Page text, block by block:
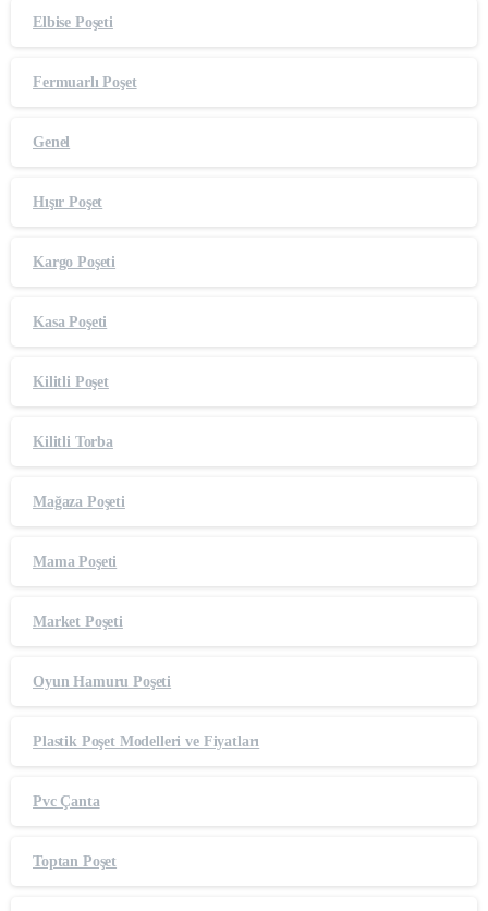
Elbise Poşeti
Fermuarlı Poşet
Genel
Hışır Poşet
Kargo Poşeti
Kasa Poşeti
Kilitli Poşet
Kilitli Torba
Mağaza Poşeti
Mama Poşeti
Market Poşeti
Oyun Hamuru Poşeti
Plastik Poşet Modelleri ve Fiyatları
Pvc Çanta
Toptan Poşet